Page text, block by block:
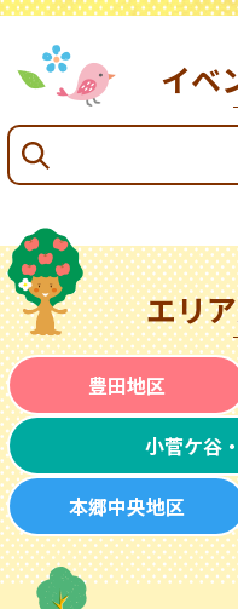
イベ
エリ
豊田地区
小菅ケ谷
本郷中央地区